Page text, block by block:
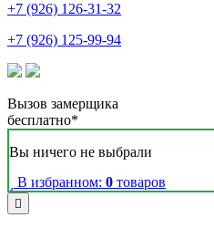
+7 (926) 126-31-32
+7 (926) 125-99-94
Вызов замерщика
бесплатно*
Вы ничего не выбрали
В избранном: 0 товаров